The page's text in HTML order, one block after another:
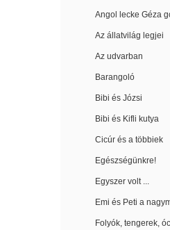
Angol lecke Géza
Az állatvilág legjei
Az udvarban
Barangoló
Bibi és Józsi
Bibi és Kifli kutya
Cicúr és a többiek
Egészségünkre!
Egyszer volt ...
Emi és Peti a
Folyók, tengerek,